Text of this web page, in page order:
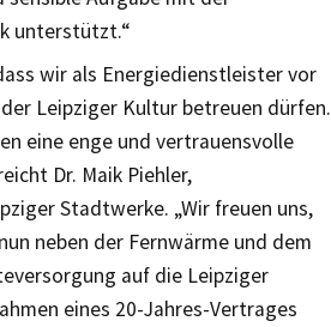
unterstützt.“
wir als Energiedienstleister vor
Leipziger Kultur betreuen dürfen.
eine enge und vertrauensvolle
Dr. Maik Piehler,
Stadtwerke. „Wir freuen uns,
neben der Fernwärme und dem
auf die Leipziger
eines 20-Jahres-Vertrages